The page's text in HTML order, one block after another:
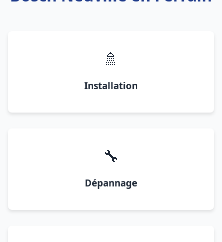
🚿
Installation
🔧
Dépannage